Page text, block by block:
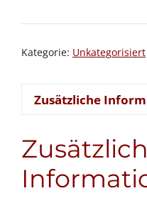
am
-
Kategorie: Unkategorisiert
Zusätzliche